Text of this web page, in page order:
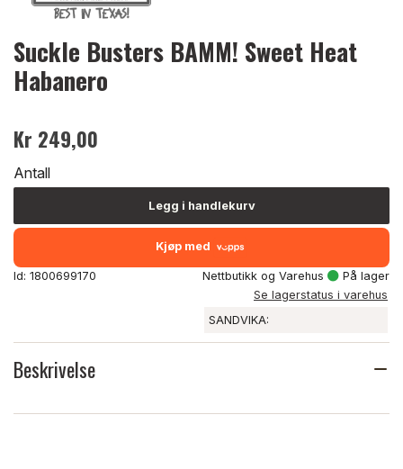
Suckle Busters BAMM! Sweet Heat
Habanero
Kr 249,00
Antall
Legg i handlekurv
Kjøp med
Id: 1800699170 Nettbutikk og Varehus
På lager
Se lagerstatus i varehus
SANDVIKA:
Beskrivelse